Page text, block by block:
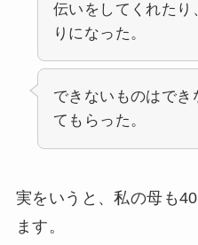
伝いをしてくれたり
りになった。
できないものはで
てもらった。
実をいうと、私の母も
ます。